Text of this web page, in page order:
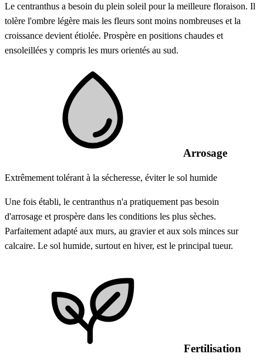
Le centranthus a besoin du plein soleil pour la meilleure floraison. Il
tolère l'ombre légère mais les fleurs sont moins nombreuses et la
croissance devient étiolée. Prospère en positions chaudes et
ensoleillées y compris les murs orientés au sud.
Arrosage
Extrêmement tolérant à la sécheresse, éviter le sol humide
Une fois établi, le centranthus n'a pratiquement pas besoin
d'arrosage et prospère dans les conditions les plus sèches.
Parfaitement adapté aux murs, au gravier et aux sols minces sur
calcaire. Le sol humide, surtout en hiver, est le principal tueur.
Fertilisation